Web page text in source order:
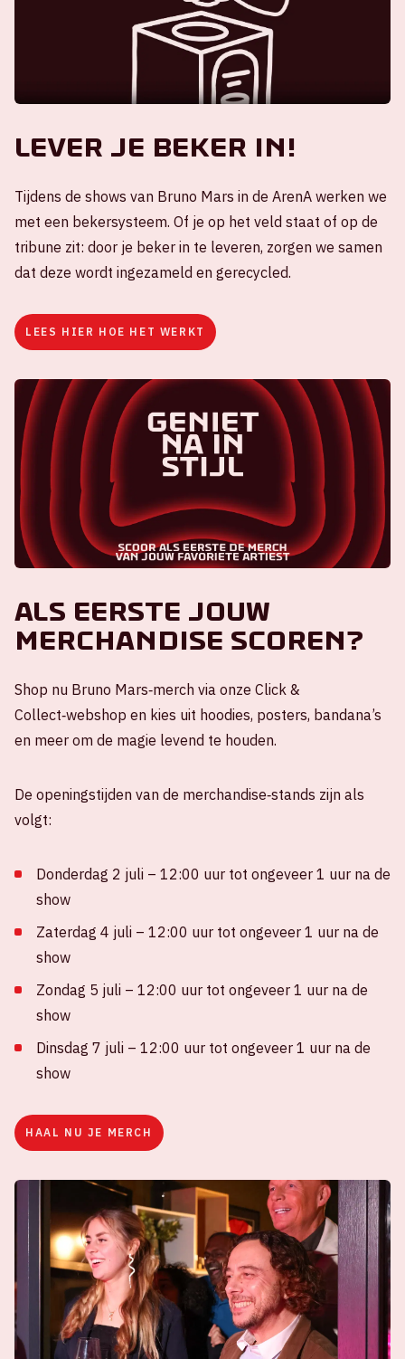
Lever je beker in!
Tijdens de shows van Bruno Mars in de ArenA werken we
met een bekersysteem. Of je op het veld staat of op de
tribune zit: door je beker in te leveren, zorgen we samen
dat deze wordt ingezameld en gerecycled.
LEES HIER HOE HET WERKT
Als eerste jouw
merchandise scoren?
Shop nu Bruno Mars‑merch via onze Click &
Collect‑webshop en kies uit hoodies, posters, bandana’s
en meer om de magie levend te houden.
De openingstijden van de merchandise‑stands zijn als
volgt:
Donderdag 2 juli – 12:00 uur tot ongeveer 1 uur na de
show
Zaterdag 4 juli – 12:00 uur tot ongeveer 1 uur na de
show
Zondag 5 juli – 12:00 uur tot ongeveer 1 uur na de
show
Dinsdag 7 juli – 12:00 uur tot ongeveer 1 uur na de
show
HAAL NU JE MERCH